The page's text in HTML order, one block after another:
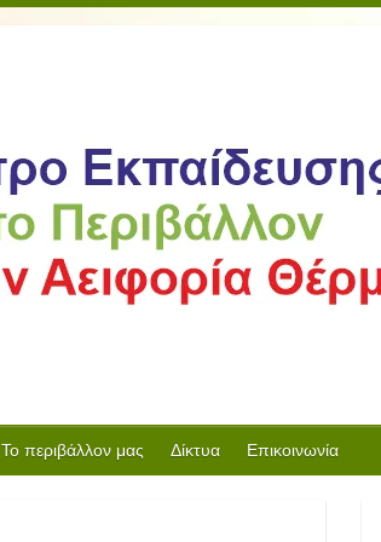
Το περιβάλλον μας Δίκτυα Επικοινωνία